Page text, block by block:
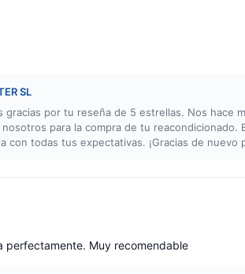
SL
gracias por tu reseña de 5 estrellas. Nos hace
para la compra de tu reacondicionado.
con todas tus expectativas. ¡Gracias de nuevo
perfectamente. Muy recomendable